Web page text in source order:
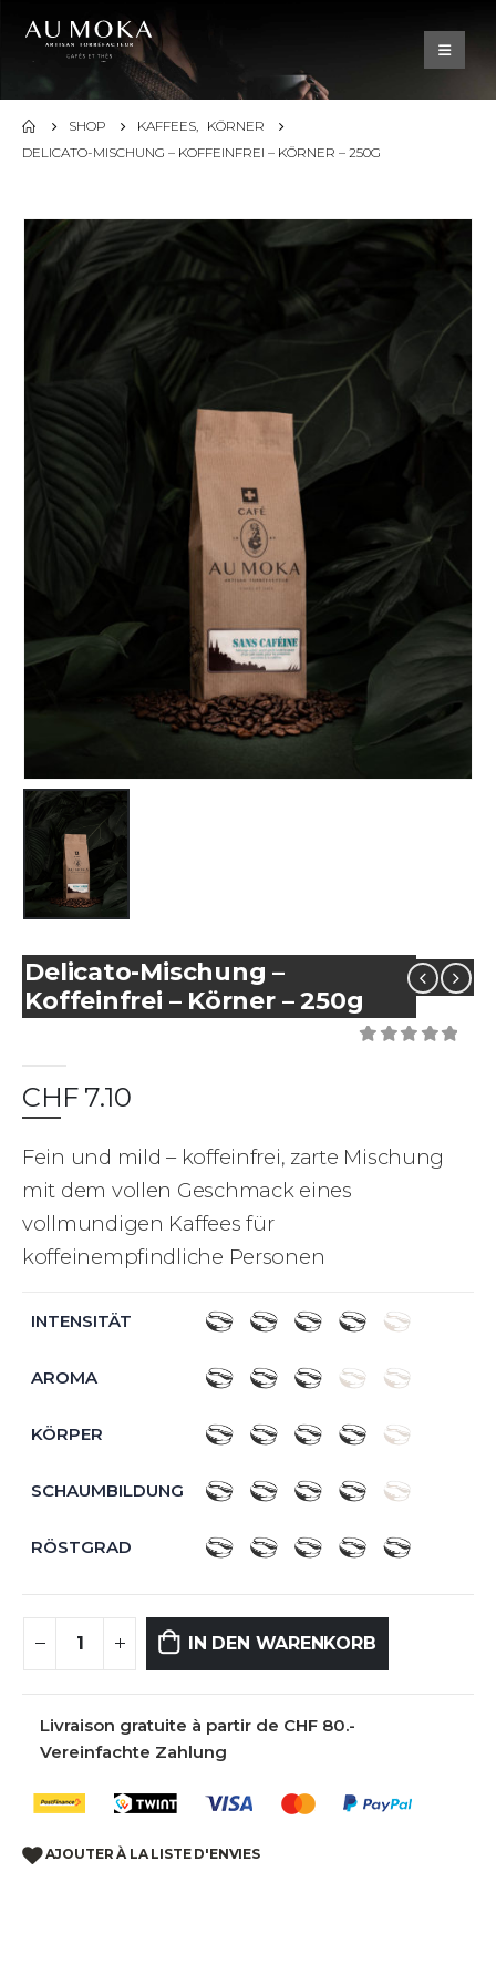
SHOP KAFFEES, KÖRNER
DELICATO-MISCHUNG – KOFFEINFREI – KÖRNER – 250G
Delicato-Mischung –
Koffeinfrei – Körner – 250g
CHF7.10
Fein und mild – koffeinfrei, zarte Mischung
mit dem vollen Geschmack eines
vollmundigen Kaffees für
koffeinempfindliche Personen
INTENSITÄT
AROMA
KÖRPER
SCHAUMBILDUNG
RÖSTGRAD
IN DEN WARENKORB
Livraison gratuite à partir de CHF 80.-
Vereinfachte Zahlung
AJOUTER À LA LISTE D'ENVIES